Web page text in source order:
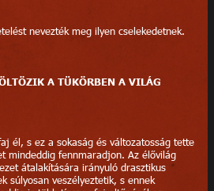
nevezték meg ilyen cselekedetnek.
A TÜKÖRBEN A VILÁG
él, s ez a sokaság és változatosság tette
mindeddig fennmaradjon. Az élővilág
átalakítására irányuló drasztikus
súlyosan veszélyeztetik, s ennek